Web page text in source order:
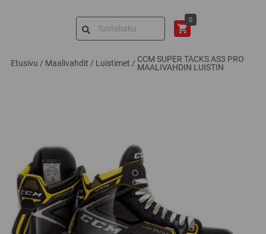
Search
0
Etusivu / Maalivahdit / Luistimet / CCM SUPER TACKS AS3 PRO
MAALIVAHDIN LUISTIN